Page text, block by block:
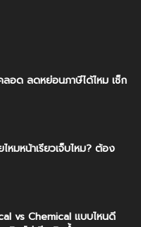
ลอด ลดหย่อนภาษีได้ไหม เช็ก
หมหน้าเรียวเจ็บไหม? ต้อง
vs Chemical แบบไหนดี